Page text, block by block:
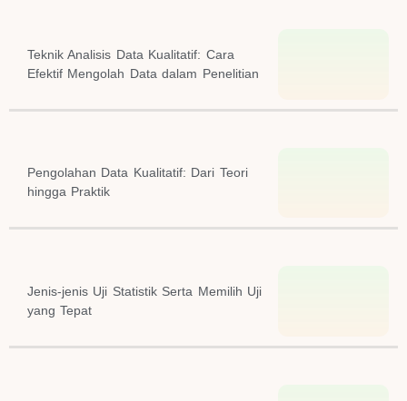
Teknik Analisis Data Kualitatif: Cara
Efektif Mengolah Data dalam Penelitian
Pengolahan Data Kualitatif: Dari Teori
hingga Praktik
Jenis-jenis Uji Statistik Serta Memilih Uji
yang Tepat